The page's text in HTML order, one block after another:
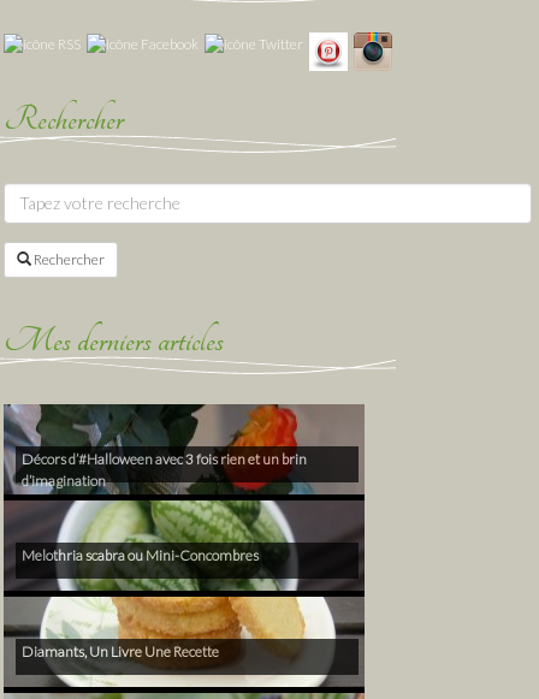
Rechercher
Rechercher
Mes derniers articles
Décors d’#Halloween avec 3 fois rien et un brin
d’imagination
Melothria scabra ou Mini-Concombres
Diamants, Un Livre Une Recette